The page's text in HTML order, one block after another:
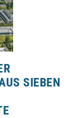
SIEBEN